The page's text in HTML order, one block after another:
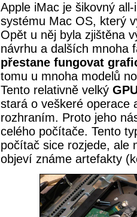
Apple iMac je šikovný
systému Mac OS, který
Opět u něj byla zjištěna
návrhu a dalších mnoha
přestane fungovat
tomu u mnoha modelů
Tento relativně velký
stará o veškeré operace
rozhraním. Proto jeho
celého počítače. Tento
počítač sice rozjede, ale
objeví známe artefakty